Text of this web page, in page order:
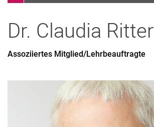
Dr. Claudia Ritter
Assoziiertes Mitglied/Lehrbeauftragte